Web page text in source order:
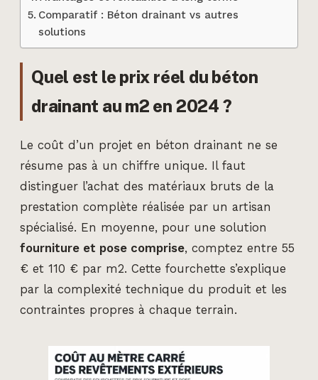
Comparatif : Béton drainant vs autres
solutions
Quel est le prix réel du béton
drainant au m2 en 2024 ?
Le coût d’un projet en béton drainant ne se
résume pas à un chiffre unique. Il faut
distinguer l’achat des matériaux bruts de la
prestation complète réalisée par un artisan
spécialisé. En moyenne, pour une solution
fourniture et pose comprise, comptez entre 55
€ et 110 € par m2. Cette fourchette s’explique
par la complexité technique du produit et les
contraintes propres à chaque terrain.